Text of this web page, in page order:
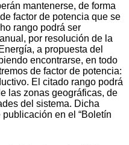
mantenerse, de forma
factor de potencia que se
rango podrá ser
por resolución de la
a propuesta del
encontrarse, en todo
de factor de potencia:
El citado rango podrá
las zonas geográficas, de
del sistema. Dicha
en el “Boletín